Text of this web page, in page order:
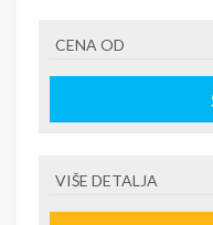
NAPOMENE O CENI
Plaćanje po srednjem
Avio prevoz sa taksama
Transferi na destinaciji
CENA OD
VIŠE DETALJA